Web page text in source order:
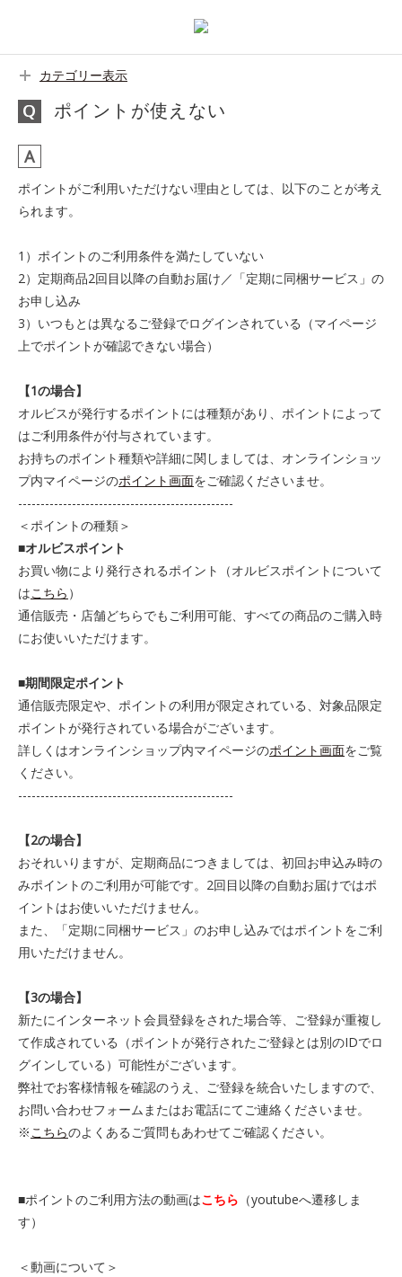
カテゴリー表示
ポイントが使えない
ポイントがご利用いただけない理由としては、以下のことが考え
られます。
1）ポイントのご利用条件を満たしていない
2）定期商品2回目以降の自動お届け／「定期に同梱サービス」の
お申し込み
3）いつもとは異なるご登録でログインされている（マイページ
上でポイントが確認できない場合）
【1の場合】
オルビスが発行するポイントには種類があり、ポイントによって
はご利用条件が付与されています。
お持ちのポイント種類や詳細に関しましては、オンラインショッ
プ内マイページのポイント画面をご確認くださいませ。
------------------------------------------------
＜ポイントの種類＞
■オルビスポイント
お買い物により発行されるポイント（オルビスポイントについて
はこちら ）
通信販売・店舗どちらでもご利用可能、すべての商品のご購入時
にお使いいただけます。
■期間限定ポイント
通信販売限定や、ポイントの利用が限定されている、対象品限定
ポイントが発行されている場合がございます。
詳しくはオンラインショップ内マイページのポイント画面をご覧
ください。
------------------------------------------------
【2の場合】
おそれいりますが、定期商品につきましては、初回お申込み時の
みポイントのご利用が可能です。2回目以降の自動お届けではポ
イントはお使いいただけません。
また、「定期に同梱サービス」のお申し込みではポイントをご利
用いただけません。
【3の場合】
新たにインターネット会員登録をされた場合等、ご登録が重複し
て作成されている（ポイントが発行されたご登録とは別のIDでロ
グインしている）可能性がございます。
弊社でお客様情報を確認のうえ、ご登録を統合いたしますので、
お問い合わせフォームまたはお電話にてご連絡くださいませ。
※こちらのよくあるご質問もあわせてご確認ください。
■ポイントのご利用方法の動画はこちら （youtubeへ遷移しま
す）
＜動画について＞